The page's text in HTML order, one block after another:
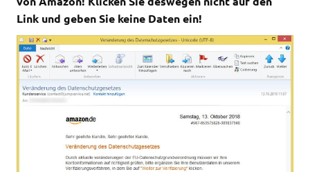
Link und geben Sie keine Daten ein!